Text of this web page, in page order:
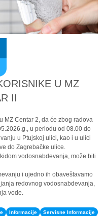
U MZ
II
Centar 2, da će zbog radova
u periodu od 08.00 do
u Ptujskoj ulici, kao i u ulici
do Zagrebačke ulice.
vodosnabdevanja, može biti
i ujedno ih obaveštavamo
redovnog vodosnabdevanja,
vode.
Informacije Servisne Informacije